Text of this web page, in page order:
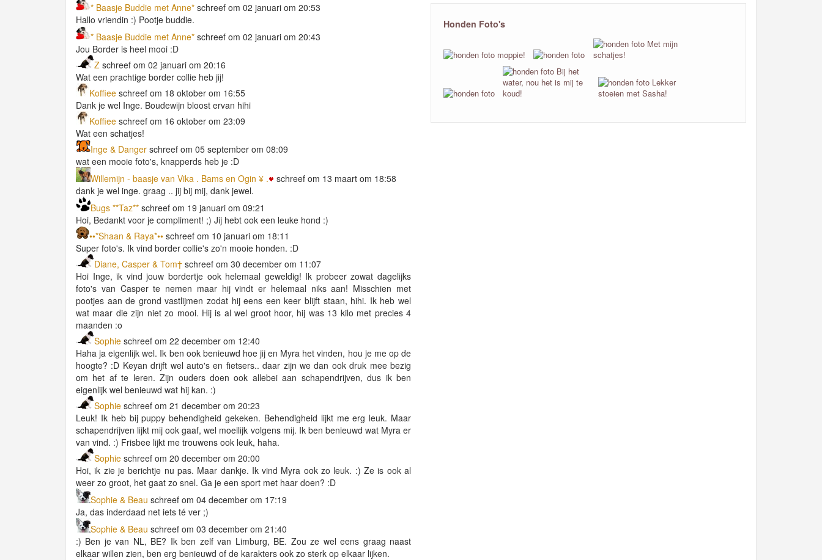
* Baasje Buddie met Anne* schreef om 02 januari om 20:53
Hallo vriendin :) Pootje buddie.
* Baasje Buddie met Anne* schreef om 02 januari om 20:43
Jou Border is heel mooi :D
Z schreef om 02 januari om 20:16
Wat een prachtige border collie heb jij!
Koffiee schreef om 18 oktober om 16:55
Dank je wel Inge. Boudewijn bloost ervan hihi
Koffiee schreef om 16 oktober om 23:09
Wat een schatjes!
Inge & Danger schreef om 05 september om 08:09
wat een mooie foto's, knapperds heb je :D
Willemijn - baasje van Vika . Bams en Ogin ¥ .
schreef om 13 maart om 18:58
dank je wel inge. graag .. jij bij mij, dank jewel.
Bugs **Taz** schreef om 19 januari om 09:21
Hoi, Bedankt voor je compliment! ;) Jij hebt ook een leuke hond :)
••*Shaan & Raya*•• schreef om 10 januari om 18:11
Super foto's. Ik vind border collie's zo'n mooie honden. :D
Diane, Casper & Tom† schreef om 30 december om 11:07
Hoi Inge, ik vind jouw bordertje ook helemaal geweldig! Ik probeer zowat dagelijks
foto's van Casper te nemen maar hij vindt er helemaal niks aan! Misschien met
pootjes aan de grond vastlijmen zodat hij eens een keer blijft staan, hihi. Ik heb wel
wat maar die zijn niet zo mooi. Hij is al wel groot hoor, hij was 13 kilo met precies 4
maanden :o
Sophie schreef om 22 december om 12:40
Haha ja eigenlijk wel. Ik ben ook benieuwd hoe jij en Myra het vinden, hou je me op de
hoogte? :D Keyan drijft wel auto's en fietsers.. daar zijn we dan ook druk mee bezig
om het af te leren. Zijn ouders doen ook allebei aan schapendrijven, dus ik ben
eigenlijk wel benieuwd wat hij kan. :)
Sophie schreef om 21 december om 20:23
Leuk! Ik heb bij puppy behendigheid gekeken. Behendigheid lijkt me erg leuk. Maar
schapendrijven lijkt mij ook gaaf, wel moeilijk volgens mij. Ik ben benieuwd wat Myra er
van vind. :) Frisbee lijkt me trouwens ook leuk, haha.
Sophie schreef om 20 december om 20:00
Hoi, ik zie je berichtje nu pas. Maar dankje. Ik vind Myra ook zo leuk. :) Ze is ook al
weer zo groot, het gaat zo snel. Ga je een sport met haar doen? :D
Sophie & Beau schreef om 04 december om 17:19
Ja, das inderdaad net iets té ver ;)
Sophie & Beau schreef om 03 december om 21:40
:) Ben je van NL, BE? Ik ben zelf van Limburg, BE. Zou ze wel eens graag naast
elkaar willen zien, ben erg benieuwd of de karakters ook zo sterk op elkaar lijken.
Honden Foto's